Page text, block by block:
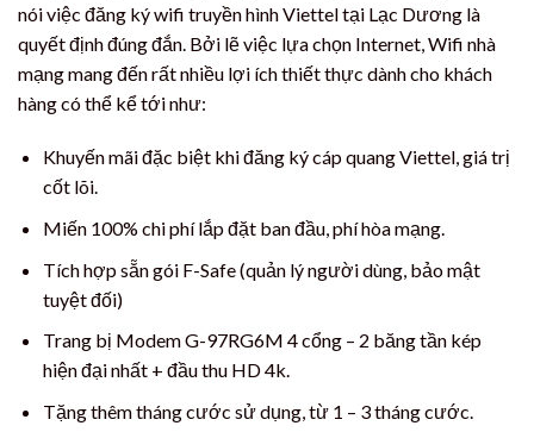
nói việc đăng ký wifi truyền hình Viettel tại Lạc Dương là
quyết định đúng đắn. Bởi lẽ việc lựa chọn Internet, Wifi nhà
mạng mang đến rất nhiều lợi ích thiết thực dành cho khách
hàng có thể kể tới như:
Khuyến mãi đặc biệt khi đăng ký cáp quang Viettel, giá trị
cốt lõi.
Miến 100% chi phí lắp đặt ban đầu, phí hòa mạng.
Tích hợp sẵn gói F-Safe (quản lý người dùng, bảo mật
tuyệt đối)
Trang bị Modem G-97RG6M 4 cổng – 2 băng tần kép
hiện đại nhất + đầu thu HD 4k.
Tặng thêm tháng cước sử dụng, từ 1 – 3 tháng cước.